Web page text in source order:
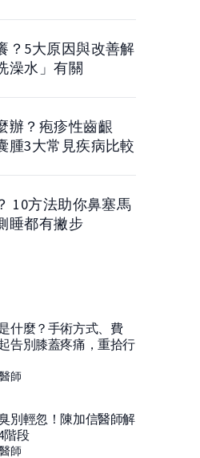
？5大原因與改善解
澡水」有關
辦？疱疹性齒齦
腫3大常見疾病比較
10方法助你鼻塞馬
睡都有撇步
什麼？手術方式、費
告別膝蓋疼痛，重拾行
醫師
別輕忽！陳加信醫師解
階段
醫師